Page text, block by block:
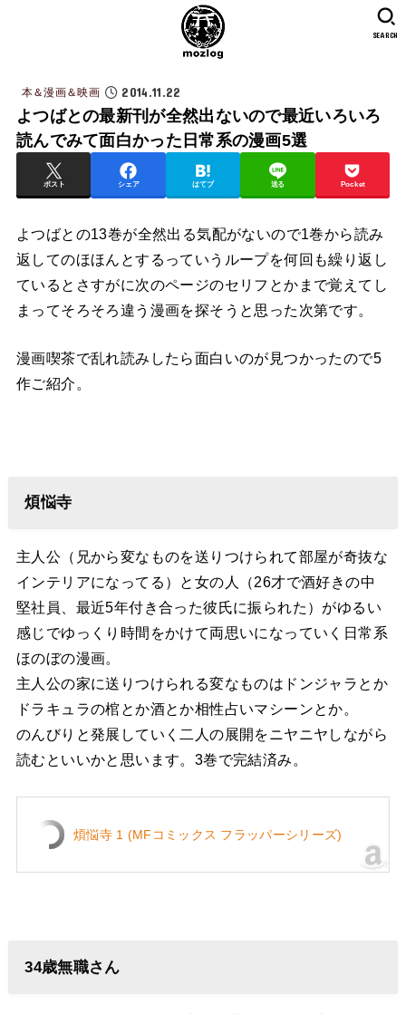
SEARCH
本＆漫画＆映画 2014.11.22
よつばとの最新刊が全然出ないので最近いろいろ
読んでみて面白かった日常系の漫画5選
ポスト シェア はてブ 送る Pocket
よつばとの13巻が全然出る気配がないので1巻から読み
返してのほほんとするっていうループを何回も繰り返し
ているとさすがに次のページのセリフとかまで覚えてし
まってそろそろ違う漫画を探そうと思った次第です。
漫画喫茶で乱れ読みしたら面白いのが見つかったので5
作ご紹介。
煩悩寺
主人公（兄から変なものを送りつけられて部屋が奇抜な
インテリアになってる）と女の人（26才で酒好きの中
堅社員、最近5年付き合った彼氏に振られた）がゆるい
感じでゆっくり時間をかけて両思いになっていく日常系
ほのぼの漫画。
主人公の家に送りつけられる変なものはドンジャラとか
ドラキュラの棺とか酒とか相性占いマシーンとか。
のんびりと発展していく二人の展開をニヤニヤしながら
読むといいかと思います。3巻で完結済み。
煩悩寺 1 (MFコミックス フラッパーシリーズ)
34歳無職さん